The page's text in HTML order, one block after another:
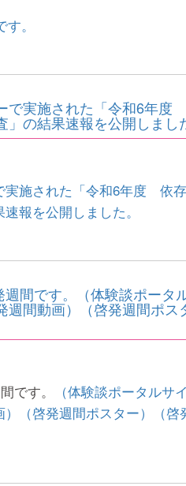
。
で実施された「令和6年
の結果速報を公開しまし
実施された「令和6年度 依
報を公開しました。
間です。（体験談ポータ
間動画）（啓発週間ポス
です。
（体験談ポータルサ
（啓発週間ポスター）
（